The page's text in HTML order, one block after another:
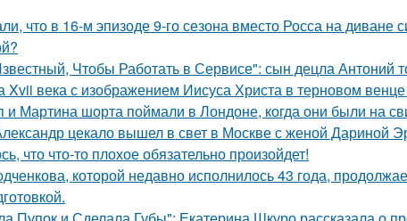
что в 16-м эпизоде 9-го сезона вместо Росса на диване
Чтобы Работать в Сервисе": сын децла Антоний
Xvii века с изображением Иисуса Христа в терновом
и Мартина шорта поймали в Лондоне, когда они были на
цекало вышел в свет в Москве с женой Дариной
что что-то плохое обязательно произойдет!
которой недавно исполнилось 43 года,